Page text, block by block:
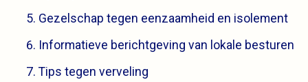
Gezelschap tegen eenzaamheid en isolement
Informatieve berichtgeving van lokale besturen
Tips tegen verveling